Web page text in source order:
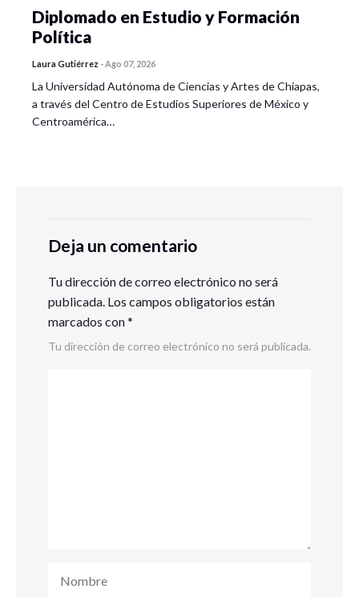
Diplomado en Estudio y Formación
Política
Laura Gutiérrez -Ago 07, 2026
La Universidad Autónoma de Ciencias y Artes de Chiapas,
a través del Centro de Estudios Superiores de México y
Centroamérica…
Deja un comentario
Tu dirección de correo electrónico no será
publicada. Los campos obligatorios están
marcados con*
Tu dirección de correo electrónico no será publicada.